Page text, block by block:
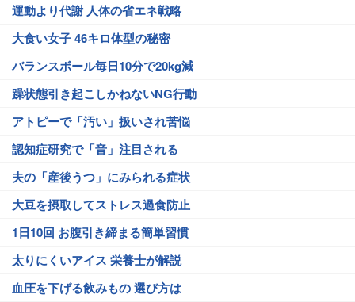
運動より代謝 人体の省エネ戦略
大食い女子 46キロ体型の秘密
バランスボール毎日10分で20kg減
躁状態引き起こしかねないNG行動
アトピーで「汚い」扱いされ苦悩
認知症研究で「音」注目される
夫の「産後うつ」にみられる症状
大豆を摂取してストレス過食防止
1日10回 お腹引き締まる簡単習慣
太りにくいアイス 栄養士が解説
血圧を下げる飲みもの 選び方は